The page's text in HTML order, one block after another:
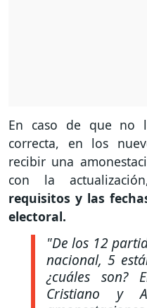
En caso de que no
correcta, en los
recibir una
con la
requisitos y las
electoral.
"De los 12
nacional, 5
¿cuáles son?
Cristiano y